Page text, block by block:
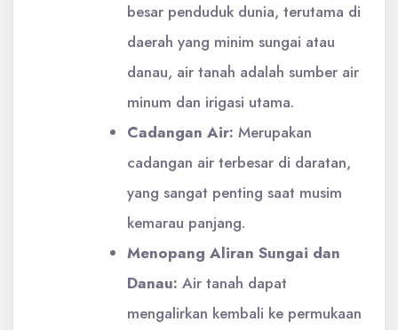
besar penduduk dunia, terutama di
daerah yang minim sungai atau
danau, air tanah adalah sumber air
minum dan irigasi utama.
Cadangan Air: Merupakan
cadangan air terbesar di daratan,
yang sangat penting saat musim
kemarau panjang.
Menopang Aliran Sungai dan
Danau: Air tanah dapat
mengalirkan kembali ke permukaan